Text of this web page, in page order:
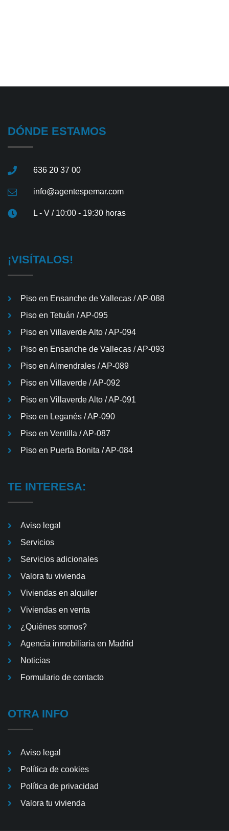
DÓNDE ESTAMOS
636 20 37 00
info@agentespemar.com
L - V / 10:00 - 19:30 horas
¡VISÍTALOS!
Piso en Ensanche de Vallecas / AP-088
Piso en Tetuán / AP-095
Piso en Villaverde Alto / AP-094
Piso en Ensanche de Vallecas / AP-093
Piso en Almendrales / AP-089
Piso en Villaverde / AP-092
Piso en Villaverde Alto / AP-091
Piso en Leganés / AP-090
Piso en Ventilla / AP-087
Piso en Puerta Bonita / AP-084
TE INTERESA:
Aviso legal
Servicios
Servicios adicionales
Valora tu vivienda
Viviendas en alquiler
Viviendas en venta
¿Quiénes somos?
Agencia inmobiliaria en Madrid
Noticias
Formulario de contacto
OTRA INFO
Aviso legal
Política de cookies
Política de privacidad
Valora tu vivienda